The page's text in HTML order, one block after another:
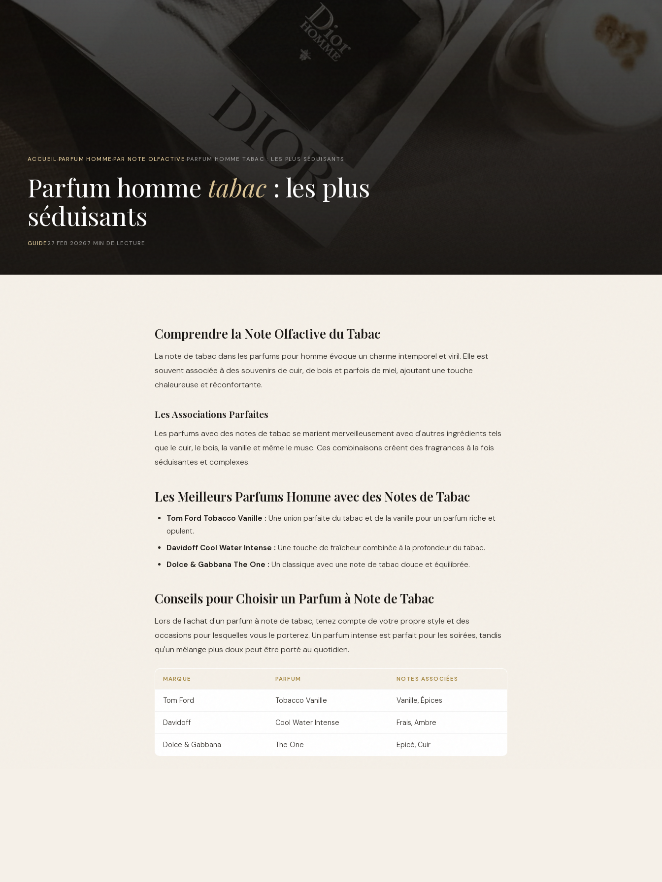
ACCUEIL ›PARFUM HOMME ›PAR NOTE OLFACTIVE ›PARFUM HOMME TABAC : LES PLUS SÉDUISANTS
Parfum homme tabac : les plus
séduisants
GUIDE 27 FEB 2026 7 MIN DE LECTURE
Comprendre la Note Olfactive du Tabac
La note de tabac dans les parfums pour homme évoque un charme intemporel et viril. Elle est
souvent associée à des souvenirs de cuir, de bois et parfois de miel, ajoutant une touche
chaleureuse et réconfortante.
Les Associations Parfaites
Les parfums avec des notes de tabac se marient merveilleusement avec d'autres ingrédients tels
que le cuir, le bois, la vanille et même le musc. Ces combinaisons créent des fragrances à la fois
séduisantes et complexes.
Les Meilleurs Parfums Homme avec des Notes de Tabac
Tom Ford Tobacco Vanille : Une union parfaite du tabac et de la vanille pour un parfum riche et
opulent.
Davidoff Cool Water Intense : Une touche de fraîcheur combinée à la profondeur du tabac.
Dolce & Gabbana The One : Un classique avec une note de tabac douce et équilibrée.
Conseils pour Choisir un Parfum à Note de Tabac
Lors de l'achat d'un parfum à note de tabac, tenez compte de votre propre style et des
occasions pour lesquelles vous le porterez. Un parfum intense est parfait pour les soirées, tandis
qu'un mélange plus doux peut être porté au quotidien.
MARQUE PARFUM NOTES ASSOCIÉES
Tom Ford Tobacco Vanille Vanille, Épices
Davidoff Cool Water Intense Frais, Ambre
Dolce & Gabbana The One Epicé, Cuir